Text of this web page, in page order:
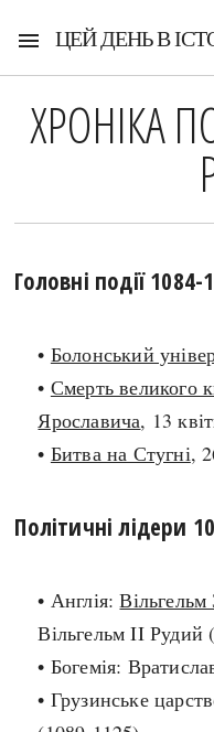
menu ЦЕЙ ДЕНЬ В
СЬОГОДНІ
ЗАГОЛОВКИ
ХРОНІКА
Головні події 1084-
• Болонський
• Смерть великого
Ярославича, 13
• Битва на Стугні,
Політичні лідери
• Англія:
Вільгельм II Рудий
• Богемія:
• Грузинське